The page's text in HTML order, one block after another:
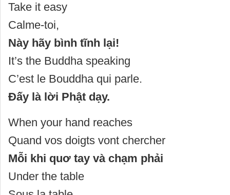
Take it easy
Calme-toi,
Này hãy bình tĩnh lại!
It’s the Buddha speaking
C’est le Bouddha qui parle.
Đấy là lời Phật dạy.
When your hand reaches
Quand vos doigts vont chercher
Mỗi khi quơ tay và chạm phải
Under the table